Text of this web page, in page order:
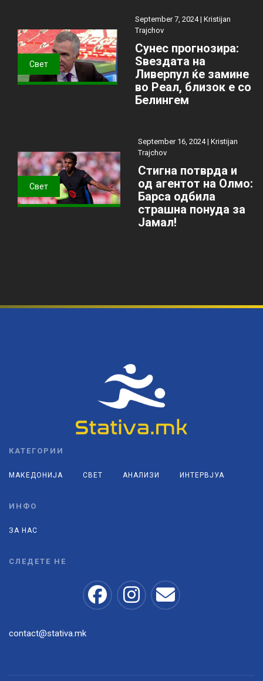
Свет
September 7, 2024 | Kristijan
Trajchov
Сунес прогнозира:
Ѕвездата на
Ливерпул ќе замине
во Реал, близок е со
Белингем
Свет
September 16, 2024 | Kristijan
Trajchov
Стигна потврда и
од агентот на Олмо:
Барса одбила
страшна понуда за
Јамал!
КАТЕГОРИИ
МАКЕДОНИЈА СВЕТ АНАЛИЗИ ИНТЕРВЈУА
ИНФО
ЗА НАС
СЛЕДЕТЕ НЕ
contact@stativa.mk